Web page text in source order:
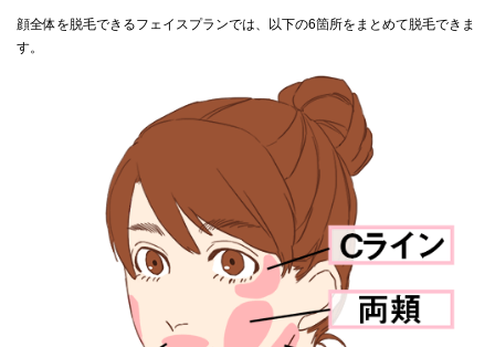
顔全体を脱毛できるフェイスプランでは、以下の6箇所をまとめて脱毛できま
す。